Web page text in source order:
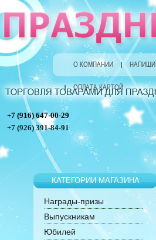
+7 (916) 647-00-29
+7 (926) 391-84-91
О КОМПАНИИ
ОПЛАТА КАРТОЙ
КАТЕГОРИИ МАГАЗИНА
Награды-призы
Выпускникам
Юбилей